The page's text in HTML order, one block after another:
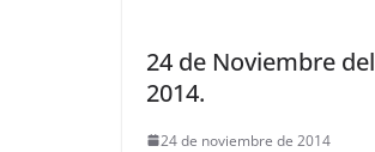
24 de Noviembre del
2014.
24 de noviembre de 2014